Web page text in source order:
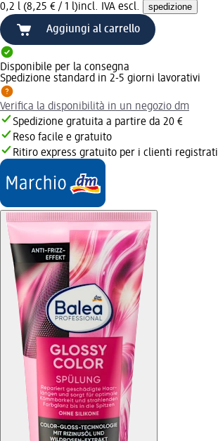
0,2 l (8,25 € / 1 l)incl. IVA escl. spedizione
Aggiungi al carrello
Disponibile per la consegna
Spedizione standard in 2-5 giorni lavorativi
Verifica la disponibilità in un negozio dm
Spedizione gratuita a partire da 20 €
Reso facile e gratuito
Ritiro express gratuito per i clienti registrati